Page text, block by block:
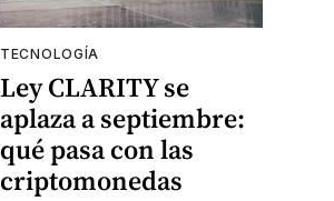
TECNOLOGÍA
Ley CLARITY se
aplaza a septiembre:
qué pasa con las
criptomonedas